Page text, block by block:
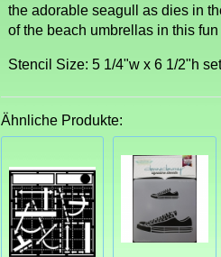
the adorable seagull as dies in
of the beach umbrellas in this
Stencil Size: 5 1/4"w x 6 1/2"h
Ähnliche Produkte: